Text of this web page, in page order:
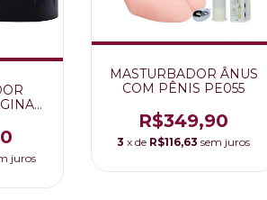
juros
MASTURBADOR ÂNUS
COM PÊNIS PE055
R$349,90
3 x de R$116,63 sem juros